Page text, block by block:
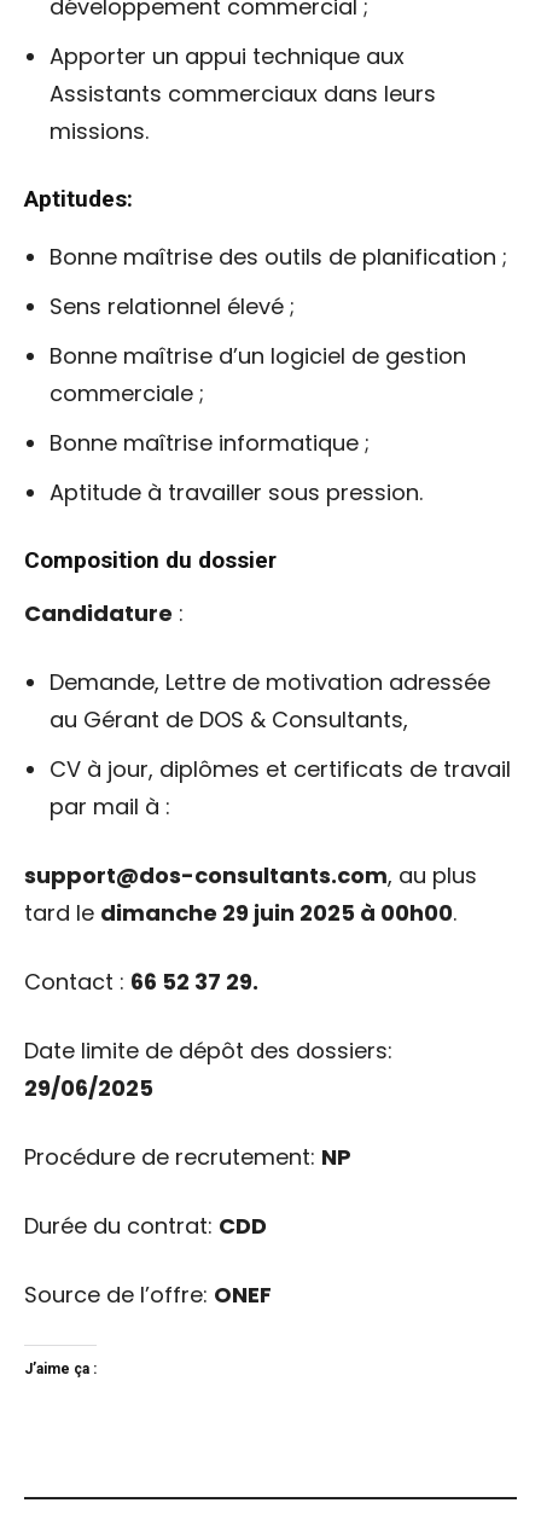
développement commercial ;
Apporter un appui technique aux
Assistants commerciaux dans leurs
missions.
Aptitudes:
Bonne maîtrise des outils de planification ;
Sens relationnel élevé ;
Bonne maîtrise d’un logiciel de gestion
commerciale ;
Bonne maîtrise informatique ;
Aptitude à travailler sous pression.
Composition du dossier
Candidature :
Demande, Lettre de motivation adressée
au Gérant de DOS & Consultants,
CV à jour, diplômes et certificats de travail
par mail à :
support@dos-consultants.com, au plus
tard le dimanche 29 juin 2025 à 00h00.
Contact : 66 52 37 29.
Date limite de dépôt des dossiers:
29/06/2025
Procédure de recrutement: NP
Durée du contrat: CDD
Source de l’offre: ONEF
J’aime ça :